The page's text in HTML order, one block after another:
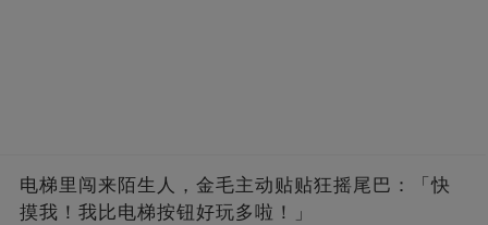
电梯里闯来陌生人，金毛主动贴贴狂摇尾巴：「快
摸我！我比电梯按钮好玩多啦！」